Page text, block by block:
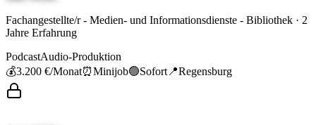
Fachangestellte/r - Medien- und Informationsdienste - Bibliothek · 2
Jahre Erfahrung
PodcastAudio-Produktion
💰3.200 €/Monat⏰Minijob🟢Sofort 📍Regensburg